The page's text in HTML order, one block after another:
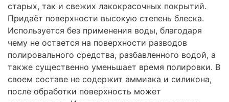
старых, так и свежих лакокрасочных покрытий.
Придаёт поверхности высокую степень блеска.
Используется без применения воды, благодаря
чему не остается на поверхности разводов
полировального средства, разбавленного водой, а
также существенно уменьшает время полировки. В
своем составе не содержит аммиака и силикона,
после обработки поверхность может